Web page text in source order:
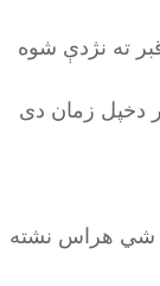
ته نژدې شوه
دخپل زمان دی
شي هراس نشته